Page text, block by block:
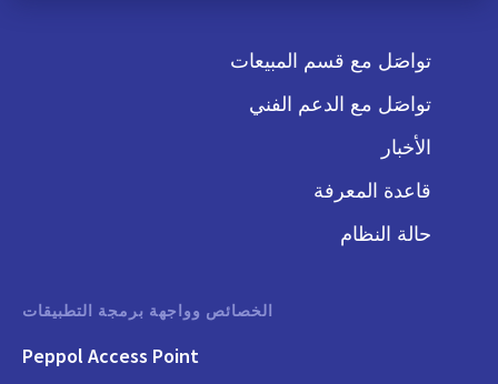
تواصَل مع قسم المبيعات
تواصَل مع الدعم الفني
الأخبار
قاعدة المعرفة
حالة النظام
الخصائص وواجهة برمجة التطبيقات
Peppol Access Point